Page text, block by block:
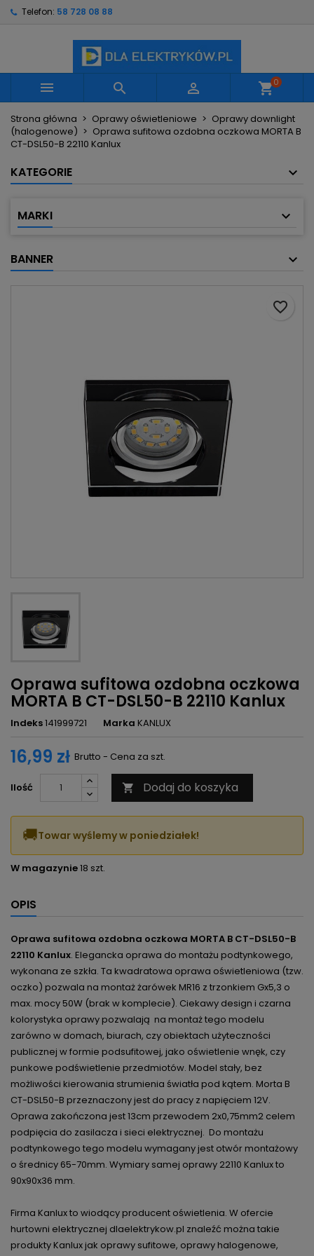
Telefon: 58 728 08 88
   shopping_cart0
Strona główna Oprawy oświetleniowe
Oprawy downlight
(halogenowe)
Oprawa sufitowa ozdobna oczkowa MORTA B
CT-DSL50-B 22110 Kanlux
KATEGORIE
MARKI
BANNER
Oprawa sufitowa ozdobna oczkowa
MORTA B CT-DSL50-B 22110 Kanlux
Indeks141999721 Marka KANLUX
16,99 zł Brutto - Cena za szt.
Ilość  Dodaj do koszyka
favorite_border
🚚Towar wyślemy w poniedziałek!
W magazynie18 szt.
OPIS
Oprawa sufitowa ozdobna oczkowa MORTA B CT-DSL50-B
22110 Kanlux. Elegancka oprawa do montażu podtynkowego,
wykonana ze szkła. Ta kwadratowa oprawa oświetleniowa (tzw.
oczko) pozwala na montaż żarówek MR16 z trzonkiem Gx5,3 o
max. mocy 50W (brak w komplecie). Ciekawy design i czarna
kolorystyka oprawy pozwalają na montaż tego modelu
zarówno w domach, biurach, czy obiektach użyteczności
publicznej w formie podsufitowej, jako oświetlenie wnęk, czy
punkowe podświetlenie przedmiotów. Model stały, bez
możliwości kierowania strumienia światła pod kątem. Morta B
CT-DSL50-B przeznaczony jest do pracy z napięciem 12V.
Oprawa zakończona jest 13cm przewodem 2x0,75mm2 celem
podpięcia do zasilacza i sieci elektrycznej. Do montażu
podtynkowego tego modelu wymagany jest otwór montażowy
o średnicy 65-70mm. Wymiary samej oprawy 22110 Kanlux to
90x90x36 mm.
Firma Kanlux to wiodący producent oświetlenia. W ofercie
hurtowni elektrycznej dlaelektrykow.pl znaleźć można takie
produkty Kanlux jak oprawy sufitowe, oprawy halogenowe,
Utwórz nową listę
Nazwa listy życzeń
Anuluj Utwórz listę życzeń
Musisz być zalogowany by zapisać produkty na
swojej liście życzeń.
Anuluj Zaloguj się